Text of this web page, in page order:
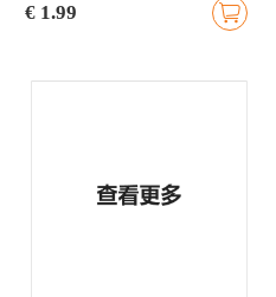
€ 1.99